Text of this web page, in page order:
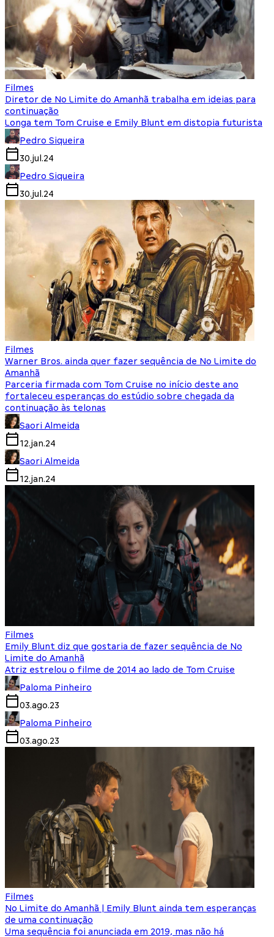
Filmes
Diretor de No Limite do Amanhã trabalha em ideias para
continuação
Longa tem Tom Cruise e Emily Blunt em distopia futurista
Pedro Siqueira
30.jul.24
Pedro Siqueira
30.jul.24
Filmes
Warner Bros. ainda quer fazer sequência de No Limite do
Amanhã
Parceria firmada com Tom Cruise no início deste ano
fortaleceu esperanças do estúdio sobre chegada da
continuação às telonas
Saori Almeida
12.jan.24
Saori Almeida
12.jan.24
Filmes
Emily Blunt diz que gostaria de fazer sequência de No
Limite do Amanhã
Atriz estrelou o filme de 2014 ao lado de Tom Cruise
Paloma Pinheiro
03.ago.23
Paloma Pinheiro
03.ago.23
Filmes
No Limite do Amanhã | Emily Blunt ainda tem esperanças
de uma continuação
Uma sequência foi anunciada em 2019, mas não há